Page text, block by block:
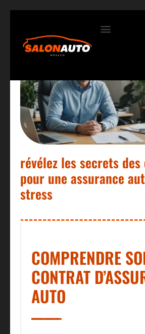
révélez les secrets
pour une assurance
stress
COMPRENDRE
CONTRAT
AUTO